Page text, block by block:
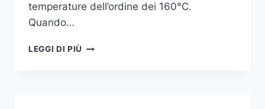
temperature dell’ordine dei 160°C.
Quando…
LEGGI DI PIÙ COME